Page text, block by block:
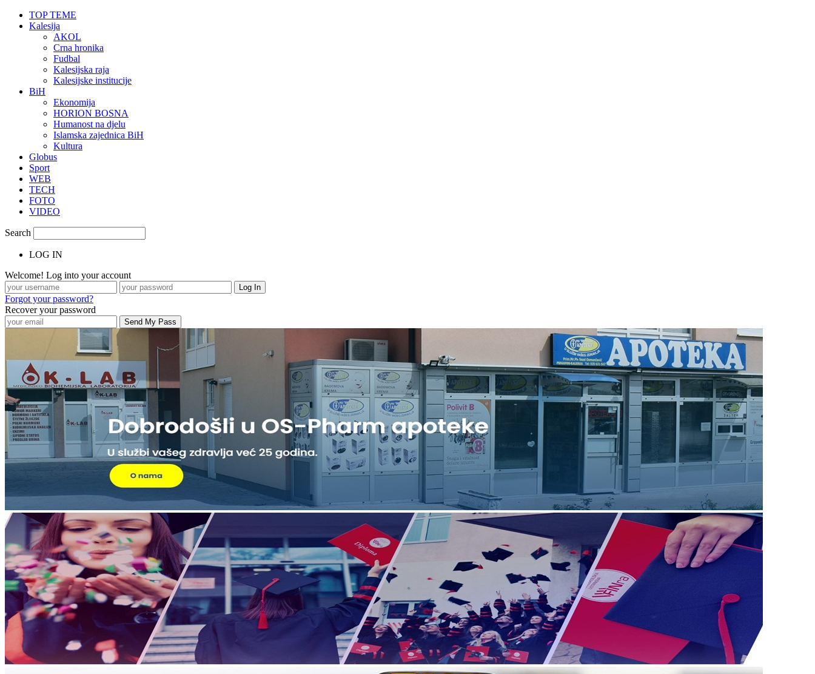
TOP TEME
Kalesija
AKOL
Crna hronika
Fudbal
Kalesijska raja
Kalesijske institucije
BiH
Ekonomija
HORION BOSNA
Humanost na djelu
Islamska zajednica BiH
Kultura
Globus
Sport
WEB
TECH
FOTO
VIDEO
Search
LOG IN
Welcome! Log into your account
Forgot your password?
Recover your password